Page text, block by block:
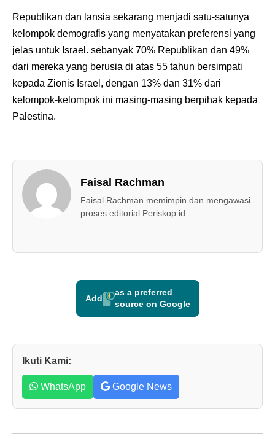
Republikan dan lansia sekarang menjadi satu-satunya
kelompok demografis yang menyatakan preferensi yang
jelas untuk Israel. sebanyak 70% Republikan dan 49%
dari mereka yang berusia di atas 55 tahun bersimpati
kepada Zionis Israel, dengan 13% dan 31% dari
kelompok-kelompok ini masing-masing berpihak kepada
Palestina.
Faisal Rachman
Faisal Rachman memimpin dan mengawasi
proses editorial Periskop.id.
Add
as a preferred
source on Google
Ikuti Kami:
WhatsApp Google News